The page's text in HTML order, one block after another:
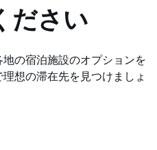
ださい
の宿泊施設のオプションを
想の滞在先を見つけましょ